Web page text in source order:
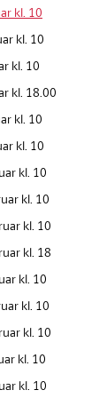
kl. 10
kl. 10
kl. 10
kl. 18.00
kl. 10
kl. 10
kl. 10
kl. 10
kl. 10
kl. 18
kl. 10
kl. 10
kl. 10
kl. 10
kl. 10